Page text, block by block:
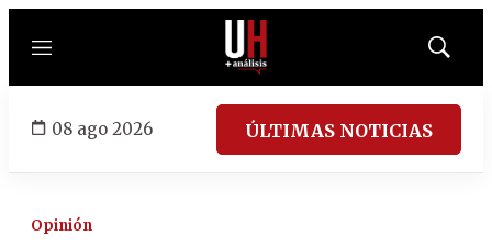
Menú
Mostrar
08 ago 2026 ÚLTIMAS NOTICIAS
Opinión